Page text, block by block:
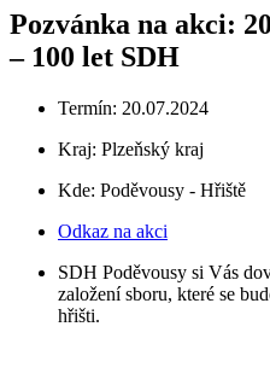
Pozvánka na akci:
– 100 let SDH
Termín: 20.07.2024
Kraj: Plzeňský kraj
Kde: Poděvousy - Hřiště
Odkaz na akci
SDH Poděvousy si Vás
založení sboru, které se
hřišti.